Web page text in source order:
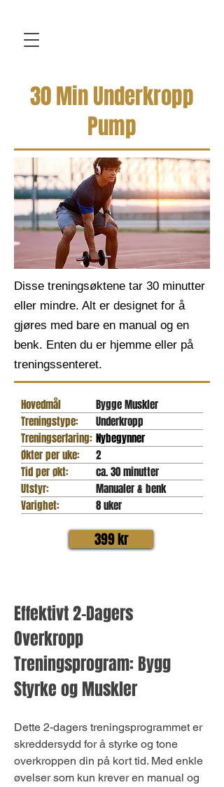
30 Min Underkropp
Pump
Disse treningsøktene tar 30 minutter
eller mindre. Alt er designet for å
gjøres med bare en manual og en
benk. Enten du er hjemme eller på
treningssenteret.
Hovedmål
Bygge Muskler
Treningstype:
Underkropp
Treningserfaring: Nybegynner
Økter per uke:
2
Tid per økt:
ca. 30 minutter
Utstyr:
Manualer & benk
Varighet:
8 uker
399 kr
Effektivt 2-Dagers
Overkropp
Treningsprogram: Bygg
Styrke og Muskler
Dette 2-dagers treningsprogrammet er
skreddersydd for å styrke og tone
overkroppen din på kort tid. Med enkle
øvelser som kun krever en manual og